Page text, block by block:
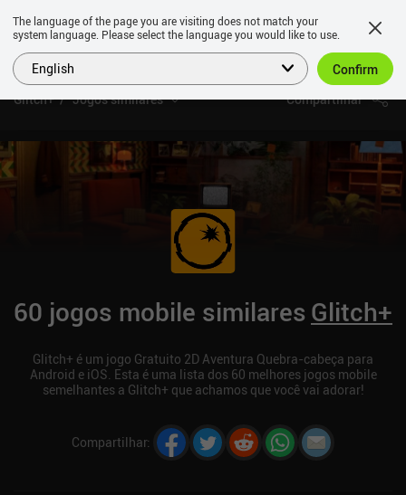
Glitch+ Jogos similares Compartilhar
60 jogos mobile similaresGlitch+
Glitch+ é um jogo Gratuito 2D Aventura Quebra-cabeça para
Android e iOS. Esta é uma lista dos 60 melhores jogos mobile
semelhantes a Glitch+ que achamos que você vai adorar!
Compartilhar:
The language of the page you are visiting does not match your
system language. Please select the language you would like to use.
English Confirm